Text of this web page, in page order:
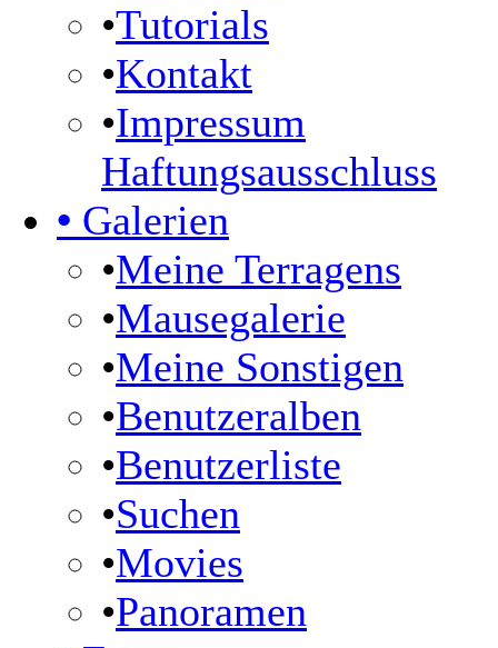
•Tutorials
•Kontakt
•Impressum
Haftungsausschluss
• Galerien
•Meine Terragens
•Mausegalerie
•Meine Sonstigen
•Benutzeralben
•Benutzerliste
•Suchen
•Movies
•Panoramen